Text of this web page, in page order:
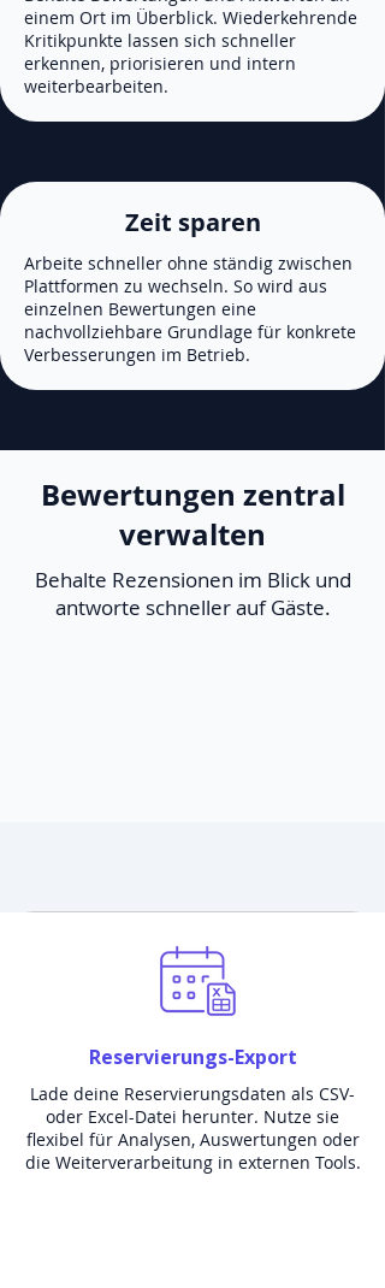
einem Ort im Überblick. Wiederkehrende
Kritikpunkte lassen sich schneller
erkennen, priorisieren und intern
weiterbearbeiten.
Zeit sparen
Arbeite schneller ohne ständig zwischen
Plattformen zu wechseln. So wird aus
einzelnen Bewertungen eine
nachvollziehbare Grundlage für konkrete
Verbesserungen im Betrieb.
Bewertungen zentral
verwalten
Behalte Rezensionen im Blick und
antworte schneller auf Gäste.
Reservierungs-Export
Lade deine Reservierungsdaten als CSV-
oder Excel-Datei herunter. Nutze sie
flexibel für Analysen, Auswertungen oder
die Weiterverarbeitung in externen Tools.